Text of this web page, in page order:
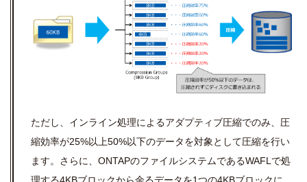
ただし、インライン処理によるアダプティブ圧縮でのみ、圧
縮効率が25%以上50%以下のデータを対象として圧縮を行い
ます。さらに、ONTAPのファイルシステムであるWAFLで処